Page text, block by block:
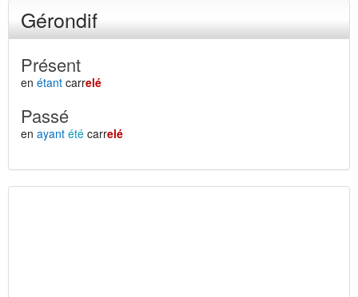
Gérondif
Présent
en étant carrelé
Passé
en ayant été carrelé